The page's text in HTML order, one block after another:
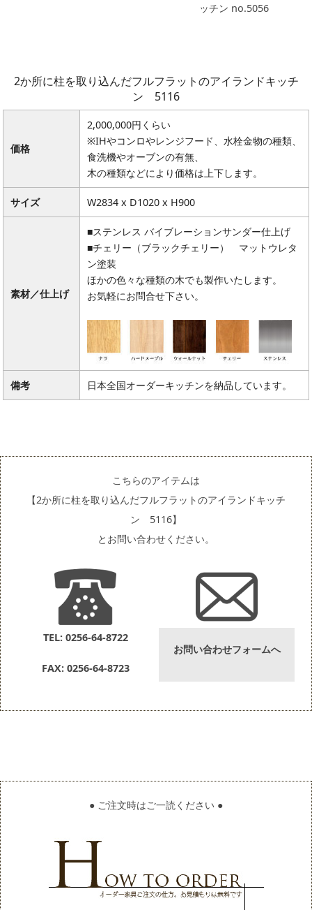
ッチン no.5056
2か所に柱を取り込んだフルフラットのアイランドキッチ
ン 5116
価格
2,000,000円くらい
※IHやコンロやレンジフード、水栓金物の種類、
食洗機やオーブンの有無、
木の種類などにより価格は上下します。
サイズ W2834 x D1020 x H900
素材／仕上げ
■ステンレス バイブレーションサンダー仕上げ
■チェリー（ブラックチェリー） マットウレタ
ン塗装
ほかの色々な種類の木でも製作いたします。
お気軽にお問合せ下さい。
備考 日本全国オーダーキッチンを納品しています。
こちらのアイテムは
【2か所に柱を取り込んだフルフラットのアイランドキッチ
ン 5116】
とお問い合わせください。
TEL: 0256-64-8722
FAX: 0256-64-8723
お問い合わせフォームへ
● ご注文時はご一読ください ●